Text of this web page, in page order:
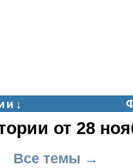
от 28
Все темы →